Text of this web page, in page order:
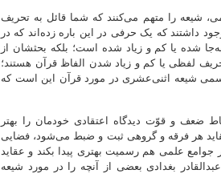
شیعه را متهم می‌کنند که شما قائل به تحریف
داشتند که یک حرفی در این باره زده‌اند که در
شده یا کم و زیاد شده است؛ بلکه بحثشان از
لفظی یا کم و زیاد شدن الفاظ قرآن هستند؛
شیعه اثنی‌عشری در مورد قرآن این است که
ضعف و قوّت دیدگاه اعتقادی خودمان را بهتر
هر فرقه و گروهی ثبت و ضبط می‌شود، فضایی
علمی هم رسمیت بهتری پیدا بکند و عقاید
بغدادی بعضی از آنچه را در مورد شیعه